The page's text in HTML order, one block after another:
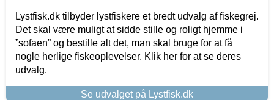
Lystfisk.dk tilbyder lystfiskere et bredt udvalg af fiskegrej.
Det skal være muligt at sidde stille og roligt hjemme i
”sofaen” og bestille alt det, man skal bruge for at få
nogle herlige fiskeoplevelser. Klik her for at se deres
udvalg.
Se udvalget på Lystfisk.dk